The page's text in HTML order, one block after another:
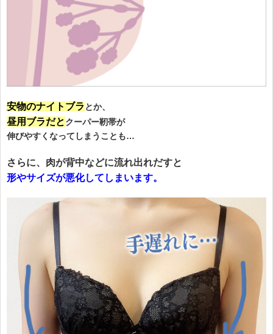
安物のナイトブラ とか、
昼用ブラだとクーパー靭帯が
伸びやすくなってしまうことも…
さらに、肉が背中などに流れ出れだすと
形やサイズが悪化してしまいます。